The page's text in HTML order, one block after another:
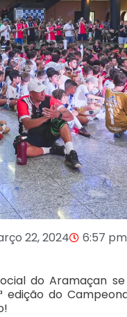
22, 2024 6:57 pm
do Aramaçan
do